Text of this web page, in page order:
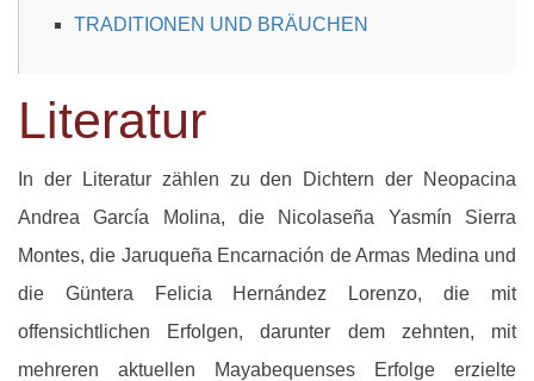
TRADITIONEN UND BRÄUCHEN
Literatur
In der Literatur zählen zu den Dichtern der Neopacina
Andrea García Molina, die Nicolaseña Yasmín Sierra
Montes, die Jaruqueña Encarnación de Armas Medina und
die Güntera Felicia Hernández Lorenzo, die mit
offensichtlichen Erfolgen, darunter dem zehnten, mit
mehreren aktuellen Mayabequenses Erfolge erzielte